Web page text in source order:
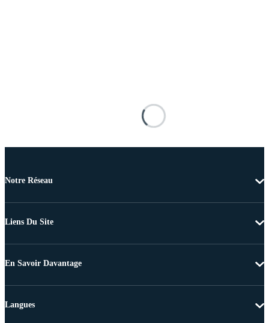
Notre Réseau
Liens Du Site
En Savoir Davantage
Langues